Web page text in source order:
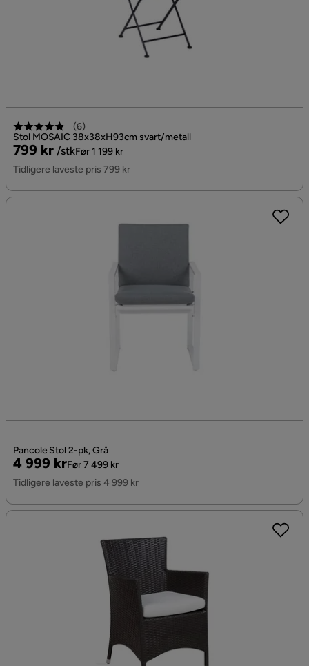
(6)
Stol MOSAIC 38x38xH93cm svart/metall
Pris
799 kr /stk
Original
Pris
Før 1 199 kr
Tidligere laveste pris 799 kr
Pancole Stol 2-pk, Grå
Pris
4 999 kr
Original
Pris
Før 7 499 kr
Tidligere laveste pris 4 999 kr